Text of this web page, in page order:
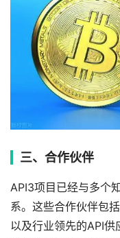
三、合作伙伴
API3项目已经与多个
系。这些合作伙伴包
以及行业领先的API